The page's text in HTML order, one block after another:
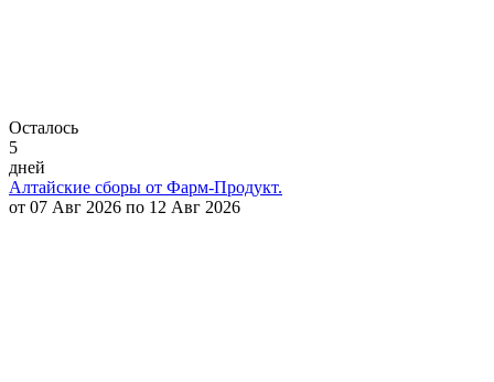
Осталось
5
дней
Алтайские сборы от Фарм-Продукт.
от 07 Авг 2026 по 12 Авг 2026